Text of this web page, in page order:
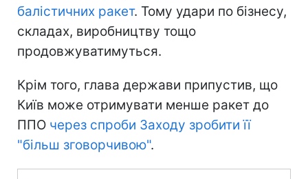
балістичних ракет. Тому удари по бізнесу,
складах, виробництву тощо
продовжуватимуться.
Крім того, глава держави припустив, що
Київ може отримувати менше ракет до
ППО через спроби Заходу зробити її
"більш зговорчивою".